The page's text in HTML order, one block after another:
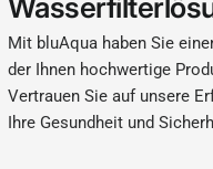
Mit bluAqua haben Sie
der Ihnen hochwertige
Vertrauen Sie auf unsere
Ihre Gesundheit und